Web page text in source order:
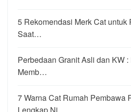
5 Rekomendasi Merk Cat untuk
Saat…
Perbedaan Granit Asli dan KW
Memb…
7 Warna Cat Rumah Pembawa